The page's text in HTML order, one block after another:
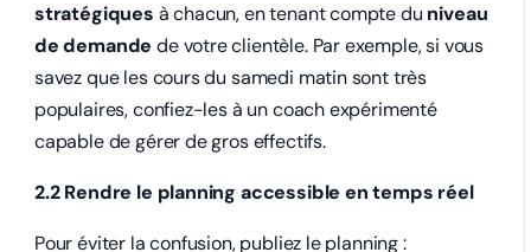
stratégiques à chacun, en tenant compte du niveau
de demande de votre clientèle. Par exemple, si vous
savez que les cours du samedi matin sont très
populaires, confiez-les à un coach expérimenté
capable de gérer de gros effectifs.
2.2 Rendre le planning accessible en temps réel
Pour éviter la confusion, publiez le planning :